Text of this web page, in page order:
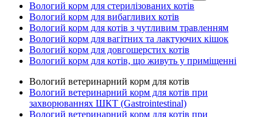
Вологий корм для стерилізованих котів
Вологий корм для вибагливих котів
Вологий корм для котів з чутливим травленням
Вологий корм для вагітних та лактуючих кішок
Вологий корм для довгошерстих котів
Вологий корм для котів, що живуть у приміщенні
Вологий ветеринарний корм для котів
Вологий ветеринарний корм для котів при
захворюваннях ШКТ (Gastrointestinal)
Вологий ветеринарний корм для котів при